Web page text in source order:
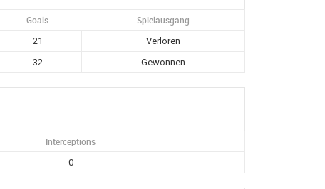
Goals Spielausgang
21
Verloren
32 Gewonnen
Interceptions
0